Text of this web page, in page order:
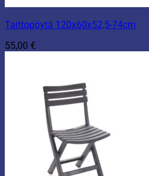
Taittopöytä 120x60x52,5-74cm
55,00 €